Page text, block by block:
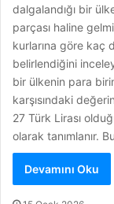
dalgalandığı bir
parçası haline
kurlarına göre kaç
belirlendiğini
bir ülkenin para
karşısındaki
27 Türk Lirası
olarak tanımlanır.
Devamını Oku